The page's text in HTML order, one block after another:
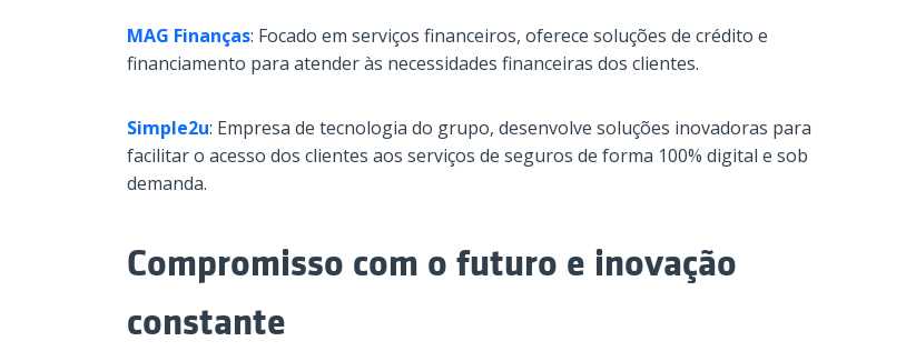
MAG Finanças: Focado em serviços financeiros, oferece soluções de crédito e
financiamento para atender às necessidades financeiras dos clientes.
Simple2u: Empresa de tecnologia do grupo, desenvolve soluções inovadoras para
facilitar o acesso dos clientes aos serviços de seguros de forma 100% digital e sob
demanda.
Compromisso com o futuro e inovação
constante